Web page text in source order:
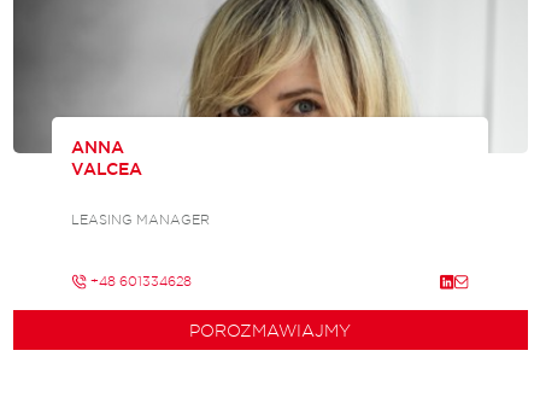
ANNA
VALCEA
LEASING MANAGER
+48 601334628
POROZMAWIAJMY